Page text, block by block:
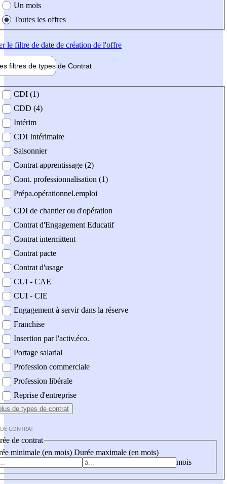
Un mois
Toutes les offres
le filtre de date de création de l'offre
filtres de types de Contrat
contrat
CDI (1)
CDD (4)
Intérim
CDI Intérimaire
Saisonnier
Contrat apprentissage (2)
Cont. professionnalisation (1)
Prépa.opérationnel.emploi
CDI de chantier ou d'opération
Contrat d'Engagement Educatif
Contrat intermittent
Contrat pacte
Contrat d'usage
CUI - CAE
CUI - CIE
Engagement à servir dans la réserve
Franchise
Insertion par l'activ.éco.
Portage salarial
Profession commerciale
Profession libérale
Reprise d'entreprise
de types de contrat
CONTRAT
de contrat
minimale (en mois) Durée maximale (en mois)
mois